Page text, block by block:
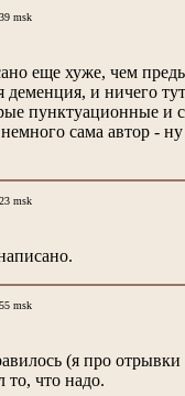
msk
еще хуже, чем
деменция, и ничего
пунктуационные и
сама автор -
msk
msk
(я про отрывки
то, что надо.